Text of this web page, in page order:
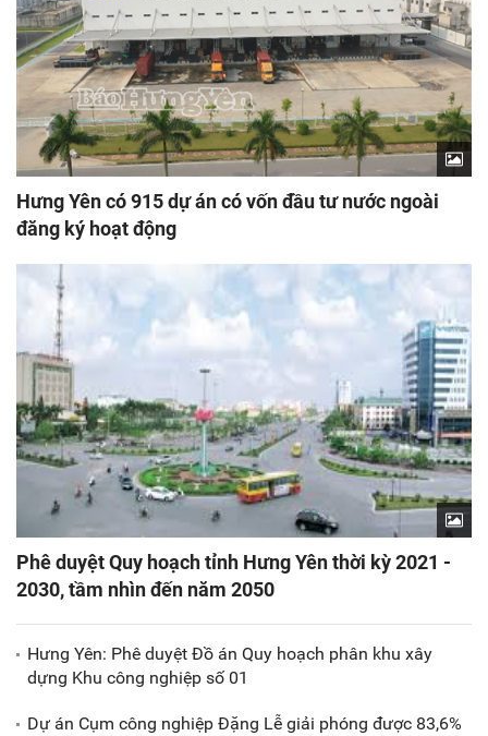
Hưng Yên có 915 dự án có vốn đầu tư nước ngoài
đăng ký hoạt động
Phê duyệt Quy hoạch tỉnh Hưng Yên thời kỳ 2021 -
2030, tầm nhìn đến năm 2050
Hưng Yên: Phê duyệt Đồ án Quy hoạch phân khu xây
dựng Khu công nghiệp số 01
Dự án Cụm công nghiệp Đặng Lễ giải phóng được 83,6%